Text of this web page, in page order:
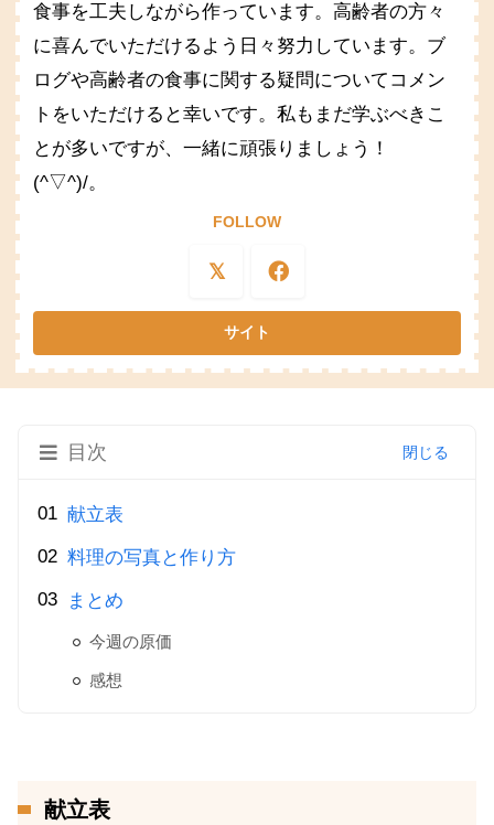
食事を工夫しながら作っています。高齢者の方々
に喜んでいただけるよう日々努力しています。ブ
ログや高齢者の食事に関する疑問についてコメン
トをいただけると幸いです。私もまだ学ぶべきこ
とが多いですが、一緒に頑張りましょう！
(^▽^)/。
FOLLOW
目次
献立表
料理の写真と作り方
まとめ
今週の原価
感想
献立表